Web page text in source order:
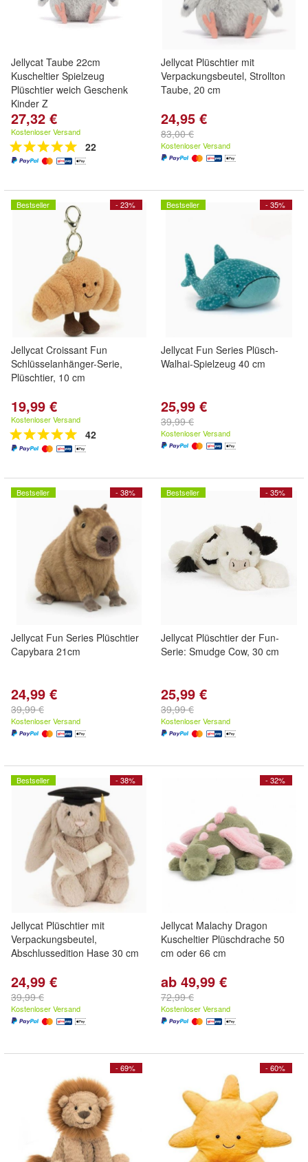
Jellycat Taube 22cm
Kuscheltier Spielzeug
Plüschtier weich Geschenk
Kinder Z
27,32 €
Kostenloser Versand
22
Jellycat Plüschtier mit
Verpackungsbeutel, Strollton
Taube, 20 cm
24,95 €
83,00 €
Kostenloser Versand
- 23%
Bestseller
Jellycat Croissant Fun
Schlüsselanhänger-Serie,
Plüschtier, 10 cm
19,99 €
Kostenloser Versand
42
- 35%
Bestseller
Jellycat Fun Series Plüsch-
Walhai-Spielzeug 40 cm
25,99 €
39,99 €
Kostenloser Versand
- 38%
Bestseller
Jellycat Fun Series Plüschtier
Capybara 21cm
24,99 €
39,99 €
Kostenloser Versand
- 35%
Bestseller
Jellycat Plüschtier der Fun-
Serie: Smudge Cow, 30 cm
25,99 €
39,99 €
Kostenloser Versand
- 38%
Bestseller
Jellycat Plüschtier mit
Verpackungsbeutel,
Abschlussedition Hase 30 cm
24,99 €
39,99 €
Kostenloser Versand
- 32%
Jellycat Malachy Dragon
Kuscheltier Plüschdrache 50
cm oder 66 cm
ab 49,99 €
72,99 €
Kostenloser Versand
- 69% - 60%